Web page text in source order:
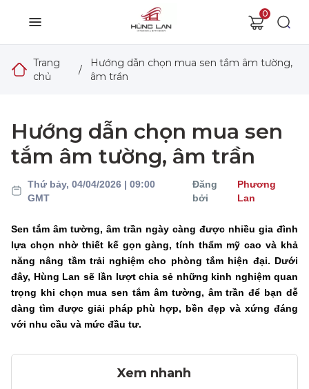
0
Trang
chủ
/
Hướng dẫn chọn mua sen tắm âm tường,
âm trần
Hướng dẫn chọn mua sen
tắm âm tường, âm trần
Thứ bảy, 04/04/2026 | 09:00
GMT
Đăng
bởi
Phương
Lan
Sen tắm âm tường, âm trần ngày càng được nhiều gia đình
lựa chọn nhờ thiết kế gọn gàng, tính thẩm mỹ cao và khả
năng nâng tầm trải nghiệm cho phòng tắm hiện đại. Dưới
đây, Hùng Lan sẽ lần lượt chia sẻ những kinh nghiệm quan
trọng khi chọn mua sen tắm âm tường, âm trần để bạn dễ
dàng tìm được giải pháp phù hợp, bền đẹp và xứng đáng
với nhu cầu và mức đầu tư.
Xem nhanh